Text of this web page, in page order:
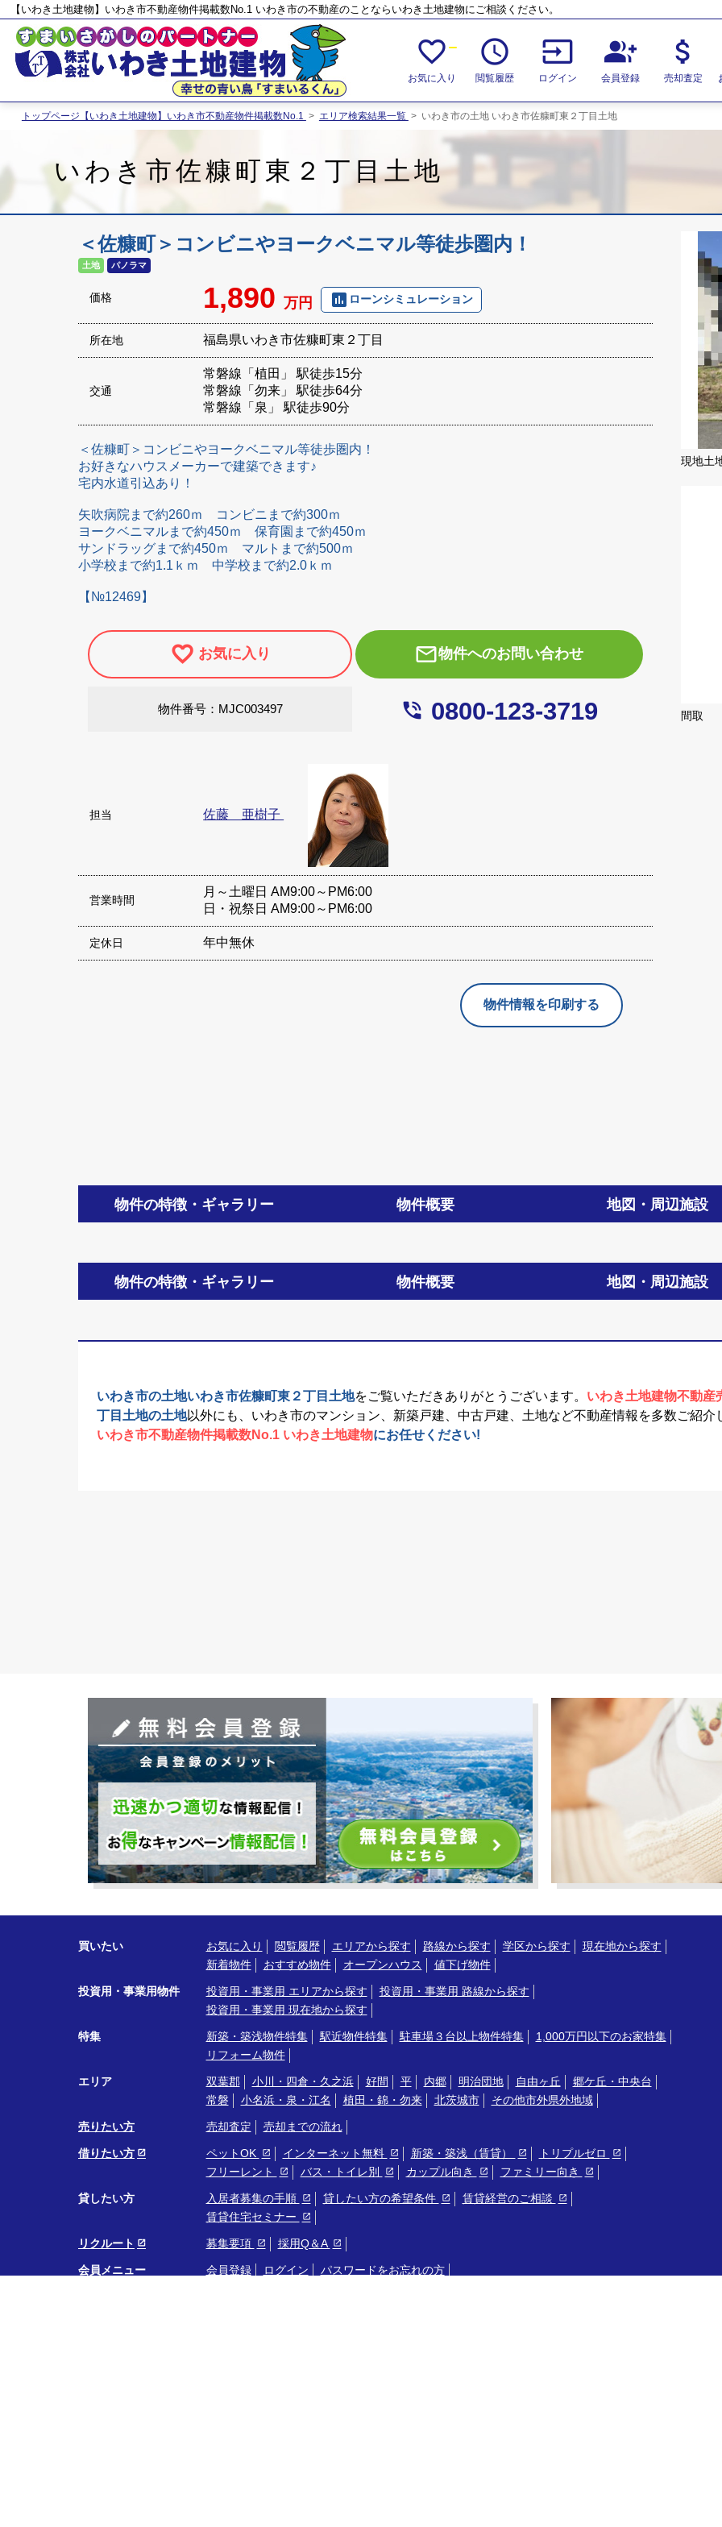
【いわき土地建物】いわき市不動産物件掲載数No.1 いわき市の不動産のことならいわき土地建物にご相談ください。
favorite_border
お気に入り
access_time
閲覧履歴
input
ログイン
group_add
会員登録
attach_money
売却査定
トップページ【いわき土地建物】いわき市不動産物件掲載数No.1 > エリア検索結果一覧 > いわき市の土地 いわき市佐糠町東２丁目土地
いわき市佐糠町東２丁目土地
＜佐糠町＞コンビニやヨークベニマル等徒歩圏内！
土地 パノラマ
価格 1,890万円 poll ローンシミュレーション
所在地 福島県いわき市佐糠町東２丁目
交通
常磐線「植田」 駅徒歩15分
常磐線「勿来」 駅徒歩64分
常磐線「泉」 駅徒歩90分
＜佐糠町＞コンビニやヨークベニマル等徒歩圏内！
お好きなハウスメーカーで建築できます♪
宅内水道引込あり！
矢吹病院まで約260ｍ コンビニまで約300ｍ
ヨークベニマルまで約450ｍ 保育園まで約450ｍ
サンドラッグまで約450ｍ マルトまで約500ｍ
小学校まで約1.1ｋｍ 中学校まで約2.0ｋｍ
【№12469】
お気に入り mail_outline物件へのお問い合わせ
物件番号：MJC003497 phone_in_talk 0800-123-3719
担当 佐藤 亜樹子
営業時間
月～土曜日 AM9:00～PM6:00
日・祝祭日 AM9:00～PM6:00
定休日 年中無休
現地土
間取
物件情報を印刷する
物件の特徴・ギャラリー 物件概要 地図・周辺施設
物件の特徴・ギャラリー 物件概要 地図・周辺施設
いわき市の土地いわき市佐糠町東２丁目土地をご覧いただきありがとうございます。 いわき土地建物不動産
丁目土地の土地以外にも、いわき市のマンション、新築戸建、中古戸建、土地など不動産情報を多数ご紹介
いわき市不動産物件掲載数No.1 いわき土地建物にお任せください!
買いたい お気に入り 閲覧履歴 エリアから探す 路線から探す 学区から探す
現在地から探す
新着物件
おすすめ物件 オープンハウス 値下げ物件
投資用・事業用物件 投資用・事業用 エリアから探す
投資用・事業用 路線から探す
投資用・事業用 現在地から探す
特集 新築・築浅物件特集 駅近物件特集 駐車場３台以上物件特集
1,000万円以下のお家特集
リフォーム物件
エリア 双葉郡 小川・四倉・久之浜 好間 平 内郷 明治団地 自由ヶ丘
郷ケ丘・中央台
常磐
小名浜・泉・江名 植田・錦・勿来 北茨城市 その他市外県外地域
売りたい方 売却査定 売却までの流れ
借りたい方 ペットOK インターネット無料 新築・築浅（賃貸）
トリプルゼロ
フリーレント
バス・トイレ別 カップル向き ファミリー向き
貸したい方 入居者募集の手順 貸したい方の希望条件
賃貸経営のご相談
賃貸住宅セミナー
リクルート 募集要項 採用Q＆A
会員メニュー 会員登録 ログイン パスワードをお忘れの方